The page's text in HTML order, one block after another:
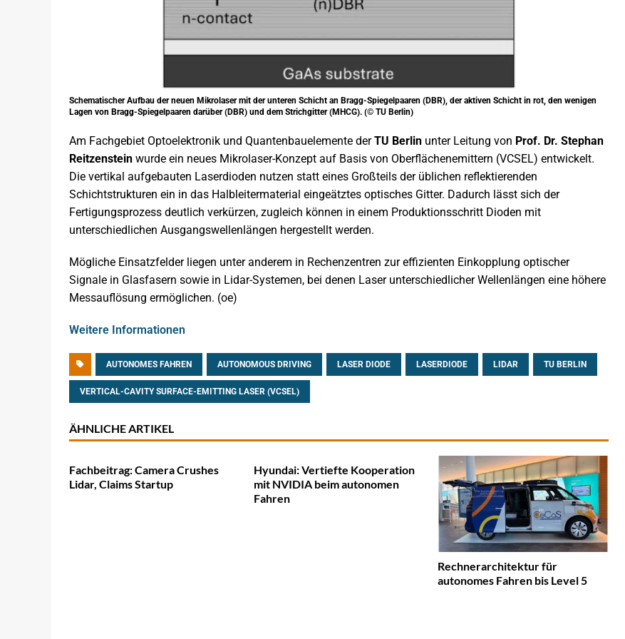
Schematischer Aufbau der neuen Mikrolaser mit der unteren Schicht an Bragg-Spiegelpaaren (DBR), der aktiven Schicht in rot, den wenigen
Lagen von Bragg-Spiegelpaaren darüber (DBR) und dem Strichgitter (MHCG). (© TU Berlin)
Am Fachgebiet Optoelektronik und Quantenbauelemente derTU Berlin unter Leitung von Prof. Dr. Stephan
Reitzenstein wurde ein neues Mikrolaser-Konzept auf Basis von Oberflächenemittern (VCSEL) entwickelt.
Die vertikal aufgebauten Laserdioden nutzen statt eines Großteils der üblichen reflektierenden
Schichtstrukturen ein in das Halbleitermaterial eingeätztes optisches Gitter. Dadurch lässt sich der
Fertigungsprozess deutlich verkürzen, zugleich können in einem Produktionsschritt Dioden mit
unterschiedlichen Ausgangswellenlängen hergestellt werden.
Mögliche Einsatzfelder liegen unter anderem in Rechenzentren zur effizienten Einkopplung optischer
Signale in Glasfasern sowie in Lidar-Systemen, bei denen Laser unterschiedlicher Wellenlängen eine höhere
Messauflösung ermöglichen. (oe)
Weitere Informationen
AUTONOMES FAHREN AUTONOMOUS DRIVING LASER DIODE LASERDIODE LIDAR TU BERLIN
VERTICAL-CAVITY SURFACE-EMITTING LASER (VCSEL)
ÄHNLICHE ARTIKEL
Fachbeitrag: Camera Crushes
Lidar, Claims Startup
Hyundai: Vertiefte Kooperation
mit NVIDIA beim autonomen
Fahren
Rechnerarchitektur für
autonomes Fahren bis Level 5